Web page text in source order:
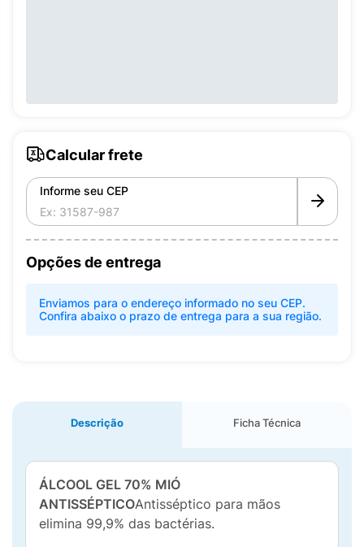
Calcular frete
Informe seu CEP
Opções de entrega
Enviamos para o endereço informado no seu CEP.
Confira abaixo o prazo de entrega para a sua região.
Descrição Ficha Técnica
ÁLCOOL GEL 70% MIÓ
ANTISSÉPTICOAntisséptico para mãos
elimina 99,9% das bactérias.